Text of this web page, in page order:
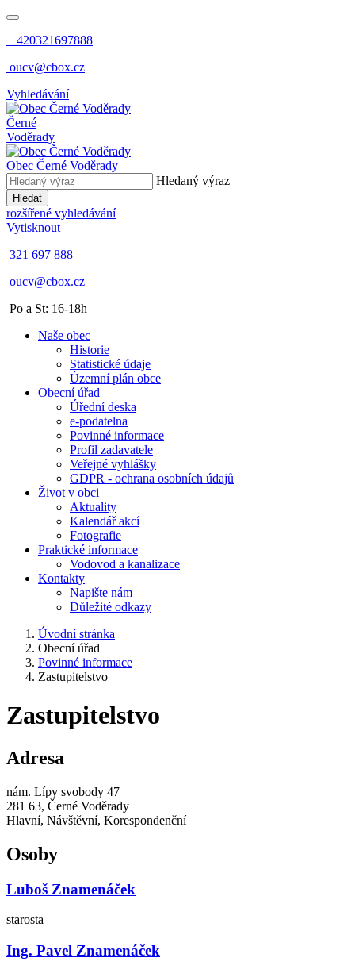
+420321697888
oucv@cbox.cz
Vyhledávání
Černé
Voděrady
Obec Černé Voděrady
Hledaný výraz
Hledat
rozšířené vyhledávání
Vytisknout
321 697 888
oucv@cbox.cz
Po a St: 16-18h
Naše obec
Historie
Statistické údaje
Územní plán obce
Obecní úřad
Úřední deska
e-podatelna
Povinné informace
Profil zadavatele
Veřejné vyhlášky
GDPR - ochrana osobních údajů
Život v obci
Aktuality
Kalendář akcí
Fotografie
Praktické informace
Vodovod a kanalizace
Kontakty
Napište nám
Důležité odkazy
Úvodní stránka
Obecní úřad
Povinné informace
Zastupitelstvo
Zastupitelstvo
Adresa
nám. Lípy svobody 47
281 63, Černé Voděrady
Hlavní, Návštěvní, Korespondenční
Osoby
Luboš Znamenáček
starosta
Ing. Pavel Znamenáček